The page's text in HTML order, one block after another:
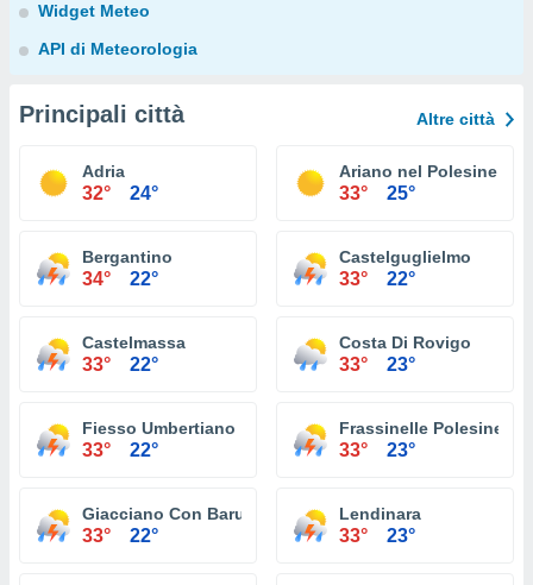
Widget Meteo
API di Meteorologia
Principali città Altre città
Adria
32° 24°
Ariano nel Polesine
33° 25°
Bergantino
34° 22°
Castelguglielmo
33° 22°
Castelmassa
33° 22°
Costa Di Rovigo
33° 23°
Fiesso Umbertiano
33° 22°
Frassinelle Polesine
33° 23°
Giacciano Con Baruchella
33° 22°
Lendinara
33° 23°